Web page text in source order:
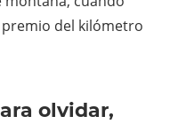
del kilómetro
olvidar,